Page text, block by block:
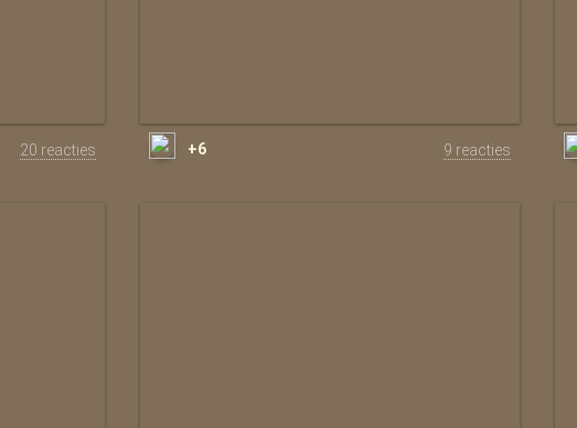
20 reacties +6 9 reacties